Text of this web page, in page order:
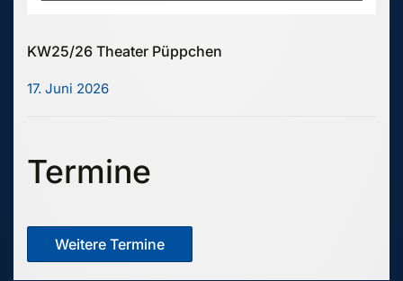
KW25/26 Theater Püppchen
17. Juni 2026
Termine
Weitere Termine